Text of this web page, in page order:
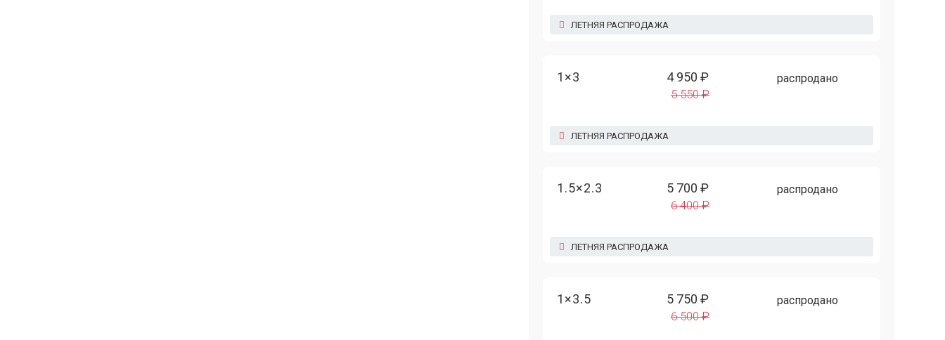
ЛЕТНЯЯ РАСПРОДАЖА
1×3 4 950 ₽
5 550 ₽
распродано
ЛЕТНЯЯ РАСПРОДАЖА
1.5×2.3 5 700 ₽
6 400 ₽
распродано
ЛЕТНЯЯ РАСПРОДАЖА
1×3.5 5 750 ₽
6 500 ₽
распродано